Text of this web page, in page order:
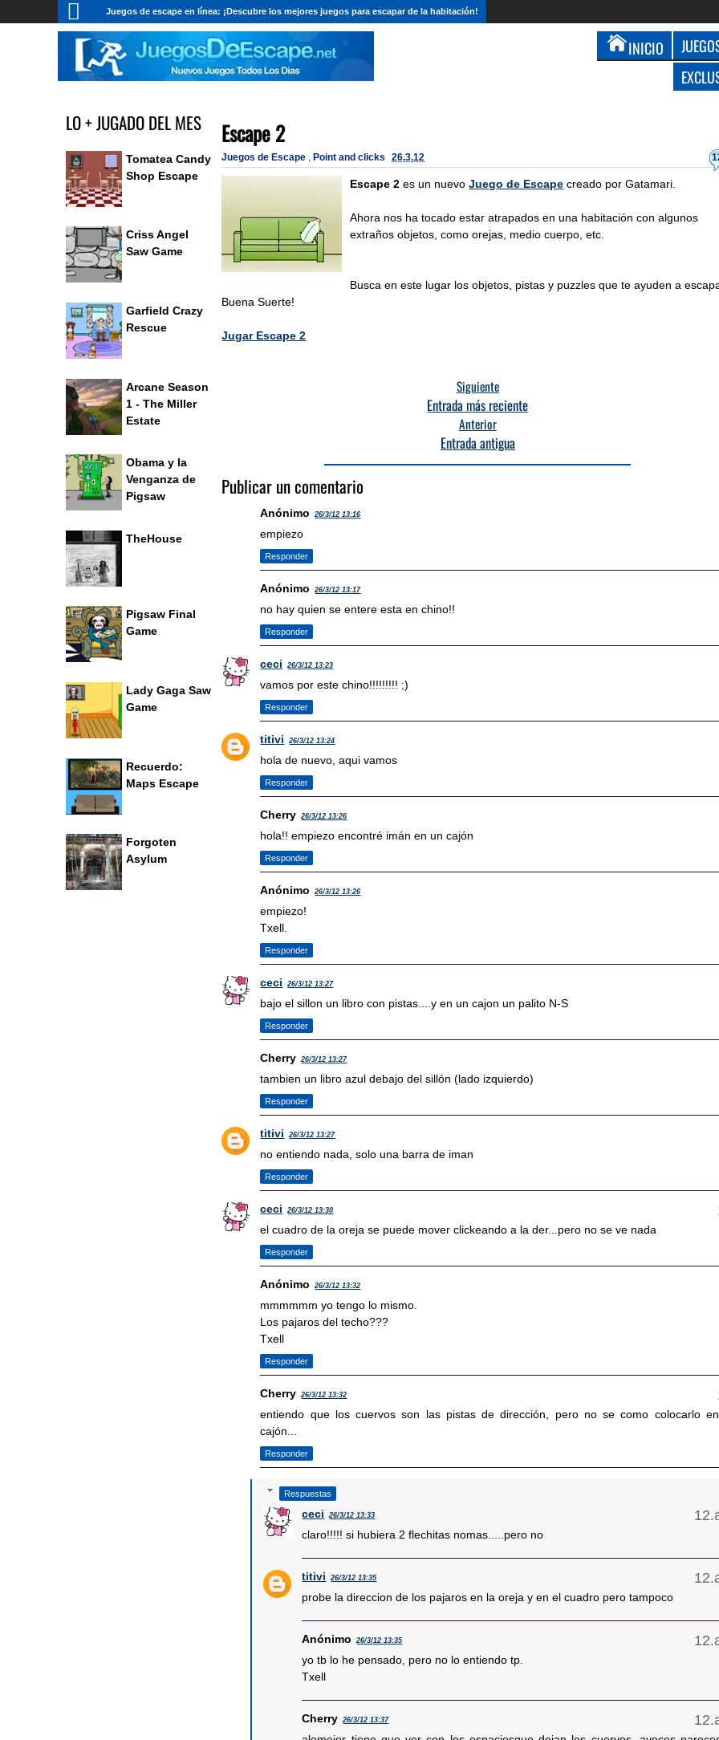
Juegos de escape en línea: ¡Descubre los mejores juegos para escapar de la habitación!
INICIO
Escape 2
Juegos de Escape , Point and clicks 26.3.12
Escape 2 es un nuevoJuego de Escape creado por Gatamari.
Ahora nos ha tocado estar atrapados en una habitación con algunos
extraños objetos, como orejas, medio cuerpo, etc.
Busca en este lugar los objetos, pistas y puzzles que te ayuden a
Buena Suerte!
Jugar Escape 2
Siguiente
Entrada más reciente
Anterior
Entrada antigua
Publicar un comentario
Anónimo 26/3/12 13:16
empiezo
Responder
Anónimo 26/3/12 13:17
no hay quien se entere esta en chino!!
Responder
ceci 26/3/12 13:23
vamos por este chino!!!!!!!!! ;)
Responder
titivi 26/3/12 13:24
hola de nuevo, aqui vamos
Responder
Cherry 26/3/12 13:26
hola!! empiezo encontré imán en un cajón
Responder
Anónimo 26/3/12 13:26
empiezo!
Txell.
Responder
ceci 26/3/12 13:27
bajo el sillon un libro con pistas....y en un cajon un palito N-S
Responder
Cherry 26/3/12 13:27
tambien un libro azul debajo del sillón (lado izquierdo)
Responder
titivi 26/3/12 13:27
no entiendo nada, solo una barra de iman
Responder
ceci 26/3/12 13:30
el cuadro de la oreja se puede mover clickeando a la der...pero no se ve nada
Responder
Anónimo 26/3/12 13:32
mmmmmm yo tengo lo mismo.
Los pajaros del techo???
Txell
Responder
Cherry 26/3/12 13:32
entiendo que los cuervos son las pistas de dirección, pero no se como colocarlo
cajón...
Responder
Respuestas
ceci 26/3/12 13:33
claro!!!!! si hubiera 2 flechitas nomas.....pero no
titivi 26/3/12 13:35
probe la direccion de los pajaros en la oreja y en el cuadro pero tampoco
Anónimo 26/3/12 13:35
yo tb lo he pensado, pero no lo entiendo tp.
Txell
Cherry 26/3/12 13:37
LO + JUGADO DEL MES
Tomatea Candy
Shop Escape
Criss Angel
Saw Game
Garfield Crazy
Rescue
Arcane Season
1 - The Miller
Estate
Obama y la
Venganza de
Pigsaw
TheHouse
Pigsaw Final
Game
Lady Gaga Saw
Game
Recuerdo:
Maps Escape
Forgoten
Asylum